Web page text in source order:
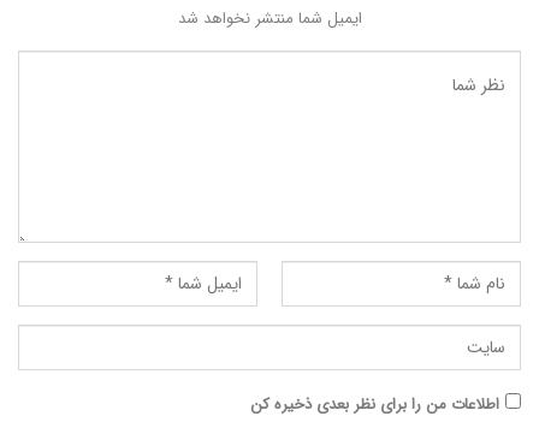
ایمیل شما منتشر نخواهد شد
اطلاعات من را برای نظر بعدی ذخیره کن